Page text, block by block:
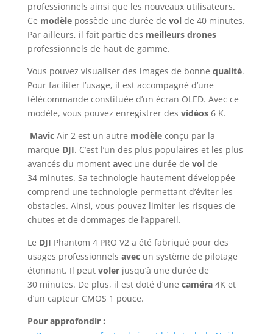
professionnels ainsi que les nouveaux utilisateurs.
Ce modèle possède une durée de vol de 40 minutes.
Par ailleurs, il fait partie des meilleurs drones
professionnels de haut de gamme.
Vous pouvez visualiser des images de bonne qualité.
Pour faciliter l’usage, il est accompagné d’une
télécommande constituée d’un écran OLED. Avec ce
modèle, vous pouvez enregistrer des vidéos 6 K.
Mavic Air 2 est un autre modèle conçu par la
marque DJI. C’est l’un des plus populaires et les plus
avancés du moment avec une durée de vol de
34 minutes. Sa technologie hautement développée
comprend une technologie permettant d’éviter les
obstacles. Ainsi, vous pouvez limiter les risques de
chutes et de dommages de l’appareil.
Le DJI Phantom 4 PRO V2 a été fabriqué pour des
usages professionnels avec un système de pilotage
étonnant. Il peut voler jusqu’à une durée de
30 minutes. De plus, il est doté d’une caméra 4K et
d’un capteur CMOS 1 pouce.
Pour approfondir :